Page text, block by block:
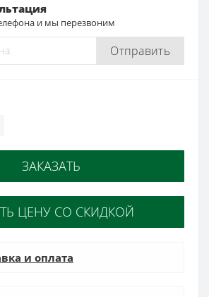
и мы перезвоним
Отправить
ЗАКАЗАТЬ
ЦЕНУ СО СКИДКОЙ
и оплата